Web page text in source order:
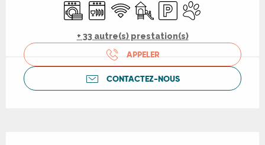
Lave lingeLave vaisselle
WiFi Jeux pour enfants / Espace
ParkingAnimaux acceptés
+ 33 autre(s) prestation(s)
APPELER
CONTACTEZ-NOUS